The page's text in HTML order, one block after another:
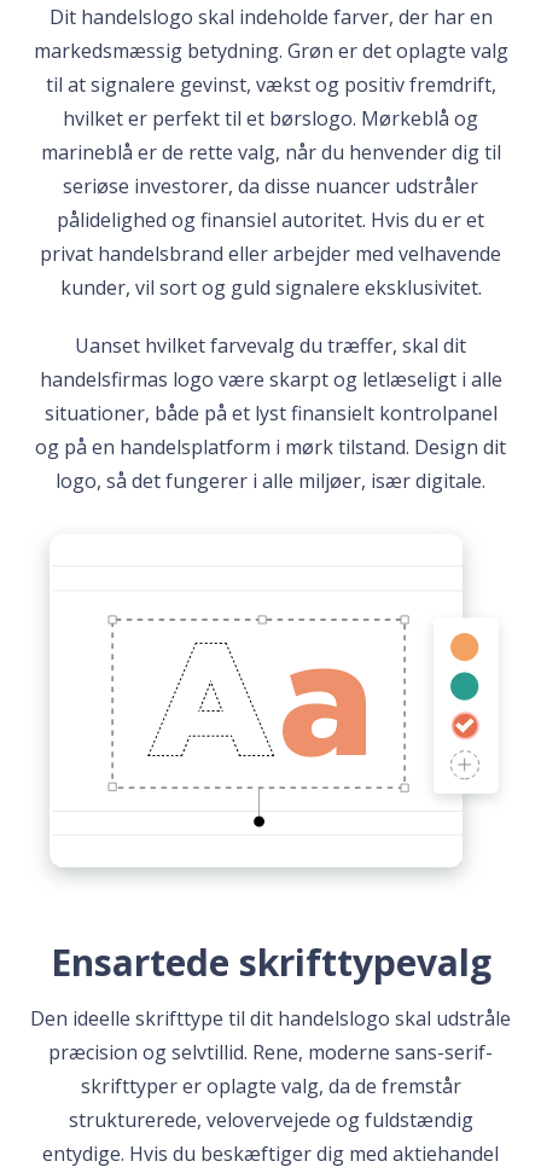
Dit handelslogo skal indeholde farver, der har en
markedsmæssig betydning. Grøn er det oplagte valg
til at signalere gevinst, vækst og positiv fremdrift,
hvilket er perfekt til et børslogo. Mørkeblå og
marineblå er de rette valg, når du henvender dig til
seriøse investorer, da disse nuancer udstråler
pålidelighed og finansiel autoritet. Hvis du er et
privat handelsbrand eller arbejder med velhavende
kunder, vil sort og guld signalere eksklusivitet.
Uanset hvilket farvevalg du træffer, skal dit
handelsfirmas logo være skarpt og letlæseligt i alle
situationer, både på et lyst finansielt kontrolpanel
og på en handelsplatform i mørk tilstand. Design dit
logo, så det fungerer i alle miljøer, især digitale.
Ensartede skrifttypevalg
Den ideelle skrifttype til dit handelslogo skal udstråle
præcision og selvtillid. Rene, moderne sans-serif-
skrifttyper er oplagte valg, da de fremstår
strukturerede, velovervejede og fuldstændig
entydige. Hvis du beskæftiger dig med aktiehandel